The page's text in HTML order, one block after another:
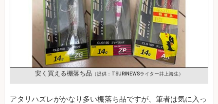
安く買える棚落ち品 （提供：TSURINEWSライター井上海生）
アタリハズレがかなり多い棚落ち品ですが、筆者は気に入っ